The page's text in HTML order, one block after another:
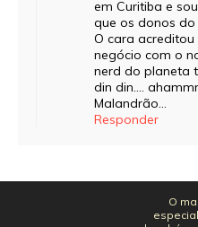
em Curitiba e
que os donos do
O cara
negócio com o
nerd do planeta
din din….
Malandrão…
Responder
O